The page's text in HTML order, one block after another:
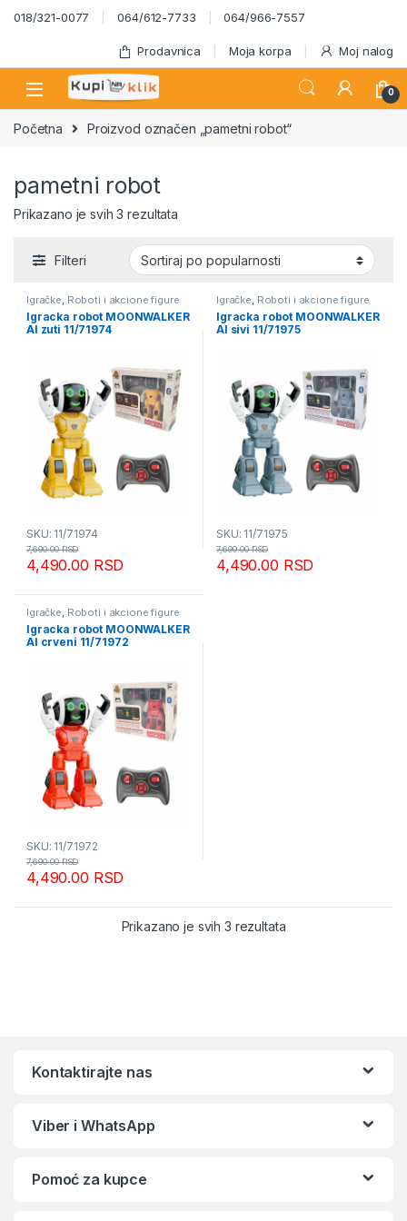
Skip to navigation
Skip to content
018/321-0077 064/612-7733 064/966-7557
Prodavnica Moja korpa Moj nalog
0
Početna Proizvod označen „pametni robot“
pametni robot
Prikazano je svih 3 rezultataSortirano po popularnosti
Filteri
Igračke, Roboti i akcione figure
Igracka robot MOONWALKER
AI zuti 11/71974
SKU: 11/71974
4,490.00 RSD
7,690.00RSD
Igračke, Roboti i akcione figure
Igracka robot MOONWALKER
AI sivi 11/71975
SKU: 11/71975
4,490.00 RSD
7,690.00RSD
Igračke, Roboti i akcione figure
Igracka robot MOONWALKER
AI crveni 11/71972
SKU: 11/71972
4,490.00 RSD
7,690.00RSD
Prikazano je svih 3 rezultataSortirano po
Kontaktirajte nas
Viber i WhatsApp
Pomoć za kupce